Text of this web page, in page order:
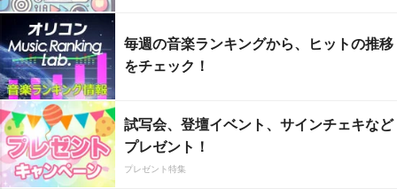
毎週の音楽ランキングから、ヒットの推移
をチェック！
試写会、登壇イベント、サインチェキなど
プレゼント！
プレゼント特集